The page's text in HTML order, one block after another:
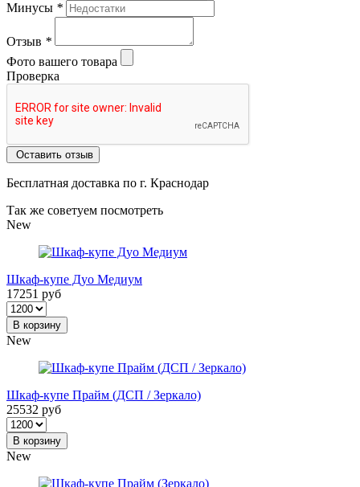
Минусы *
Отзыв *
Фото вашего товара
Проверка
Оставить отзыв
Бесплатная доставка по г. Краснодар
Так же советуем посмотреть
New
Шкаф-купе Дуо Медиум
17251 руб
В корзину
New
Шкаф-купе Прайм (ДСП / Зеркало)
25532 руб
В корзину
New